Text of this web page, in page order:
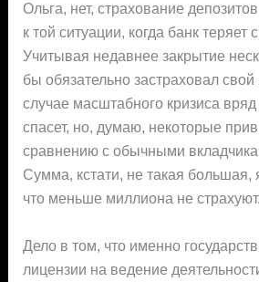
Ольга, нет, страхование
к той ситуации, когда банк теряет
Учитывая недавнее закрытие
бы обязательно застраховал
случае масштабного кризиса
спасет, но, думаю, некоторые
сравнению с обычными
Сумма, кстати, не такая
что меньше миллиона не страхуют.
Дело в том, что именно
лицензии на ведение